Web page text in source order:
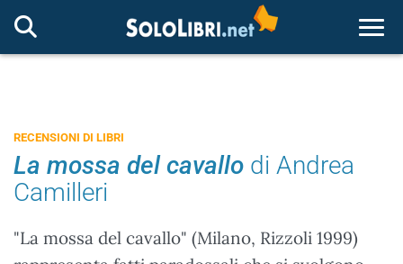
RECENSIONI DI LIBRI
La mossa del cavallo di Andrea
Camilleri
"La mossa del cavallo" (Milano, Rizzoli 1999)